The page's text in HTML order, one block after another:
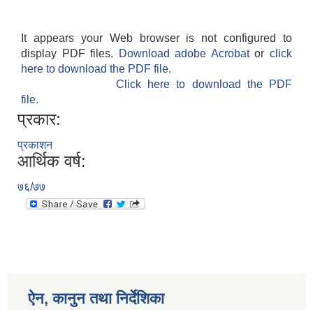
It appears your Web browser is not configured to
display PDF files.
Download adobe Acrobatorclick
here to download the PDF file.
Click here to download the PDF
file.
प्रकार:
प्रकाशन
आर्थिक वर्ष:
७६/७७
ऐन, कानुन तथा निर्देशिका